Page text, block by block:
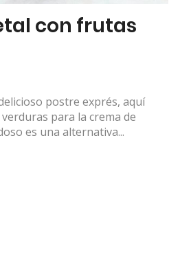
con frutas
postre exprés, aquí
para la crema de
es una alternativa...